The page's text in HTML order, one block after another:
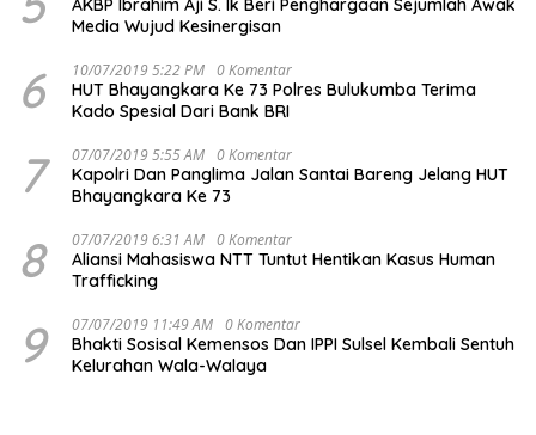
AKBP Ibrahim Aji S. Ik Beri Penghargaan Sejumlah Awak
Media Wujud Kesinergisan
6 10/07/2019 5:22 PM 0 Komentar
HUT Bhayangkara Ke 73 Polres Bulukumba Terima
Kado Spesial Dari Bank BRI
7 07/07/2019 5:55 AM 0 Komentar
Kapolri Dan Panglima Jalan Santai Bareng Jelang HUT
Bhayangkara Ke 73
8 07/07/2019 6:31 AM 0 Komentar
Aliansi Mahasiswa NTT Tuntut Hentikan Kasus Human
Trafficking
9 07/07/2019 11:49 AM 0 Komentar
Bhakti Sosisal Kemensos Dan IPPI Sulsel Kembali Sentuh
Kelurahan Wala-Walaya